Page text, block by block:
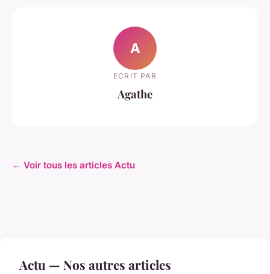
A
ECRIT PAR
Agathe
← Voir tous les articles Actu
Actu — Nos autres articles